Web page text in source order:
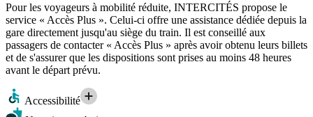
Pour les voyageurs à mobilité réduite, INTERCITÉS propose le
service « Accès Plus ». Celui-ci offre une assistance dédiée depuis la
gare directement jusqu'au siège du train. Il est conseillé aux
passagers de contacter « Accès Plus » après avoir obtenu leurs billets
et de s'assurer que les dispositions sont prises au moins 48 heures
avant le départ prévu.
Accessibilité